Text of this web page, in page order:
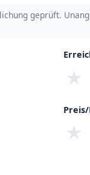
geprüft.
★
★